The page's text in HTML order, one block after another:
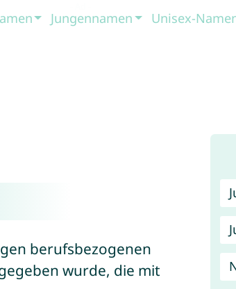
Jungennamen Unisex-
berufsbezogenen
wurde, die mit